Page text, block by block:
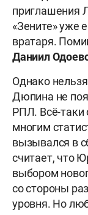
приглашения
«Зените» уже
вратаря.
Даниил
Однако
Дюпина не
РПЛ. Всё-таки
многим
вызывался в
считает, что
выбором
со стороны
уровня. Но